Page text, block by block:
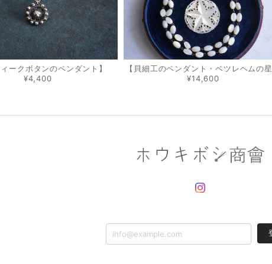
ークボタンのペンダント】
¥4,400
【貝細工のペンダント・ベツレヘムの星
¥14,600